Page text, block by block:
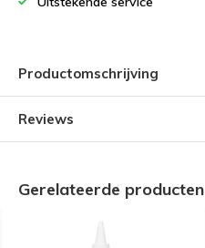
Productomschrijving
Reviews
Gerelateerde producten